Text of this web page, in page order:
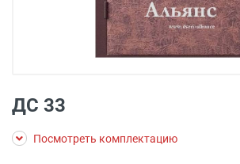
ДС 33
Посмотреть комплектацию